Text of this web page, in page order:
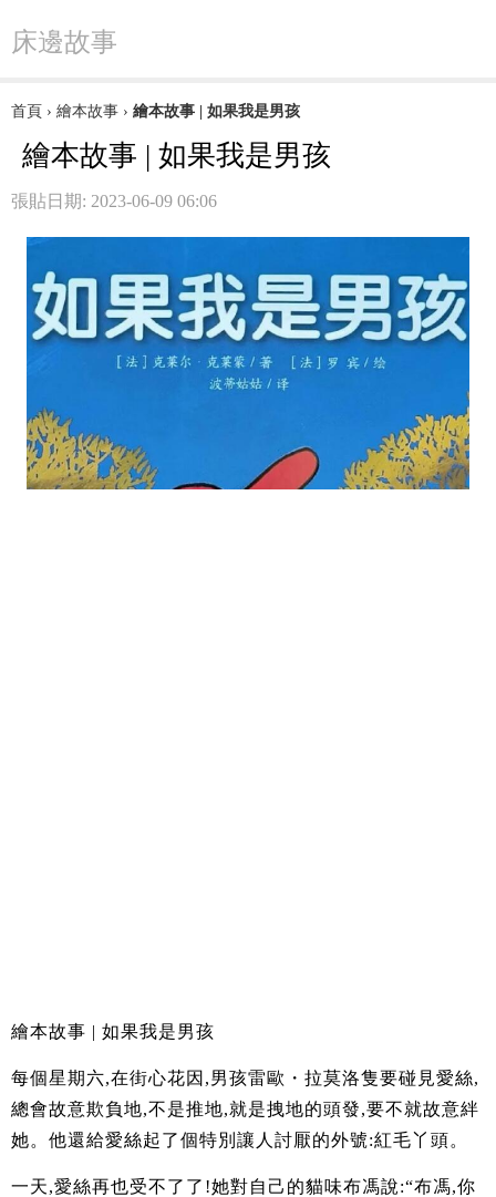
床邊故事
首頁 › 繪本故事 › 繪本故事 | 如果我是男孩
繪本故事 | 如果我是男孩
張貼日期: 2023-06-09 06:06
繪本故事 | 如果我是男孩
每個星期六,在街心花因,男孩雷歐・拉莫洛隻要碰見愛絲,
總會故意欺負地,不是推地,就是拽地的頭發,要不就故意絆
她。他還給愛絲起了個特別讓人討厭的外號:紅毛丫頭。
一天,愛絲再也受不了了!她對自己的貓味布馮說:“布馮,你